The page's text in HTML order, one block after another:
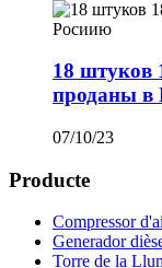
18
проданы в
07/10/23
Producte
Compressor
Generador
Torre de la